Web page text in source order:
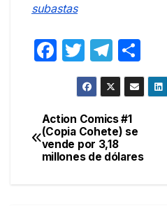
subastas
F
e
b
o
T
w
itt
er
T
el
e
gr
a
m
o
m
tir
Navegación
de
Action Comics #1
(Copia Cohete) se
vende por 3,18
millones de dólares